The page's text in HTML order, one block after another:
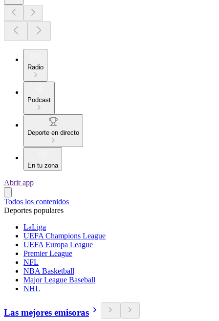
Radio
Podcast
Deporte en directo
En tu zona
Abrir app
Todos los contenidos
Deportes populares
LaLiga
UEFA Champions League
UEFA Europa League
Premier League
NFL
NBA Basketball
Major League Baseball
NHL
Las mejores emisoras